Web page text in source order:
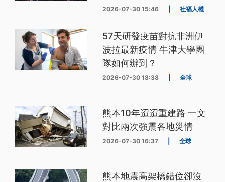
2026-07-30 15:46 社福人權
57天研發疫苗對抗非洲伊
波拉最新疫情 牛津大學團
隊如何辦到？
2026-07-30 18:38 全球
熊本10年迢迢重建路 一文
對比兩次強震各地災情
2026-07-30 16:37 全球
熊本地震高架橋錯位卻沒